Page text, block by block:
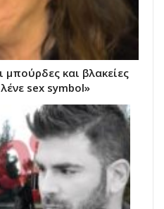
και βλακείες
sex symbol»